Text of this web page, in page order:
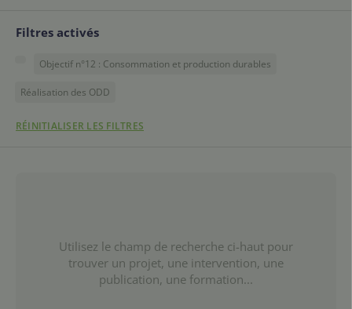
Filtres activés
Objectif n°12 : Consommation et production durables
Réalisation des ODD
RÉINITIALISER LES FILTRES
Utilisez le champ de recherche ci-haut pour
trouver un projet, une intervention, une
publication, une formation...